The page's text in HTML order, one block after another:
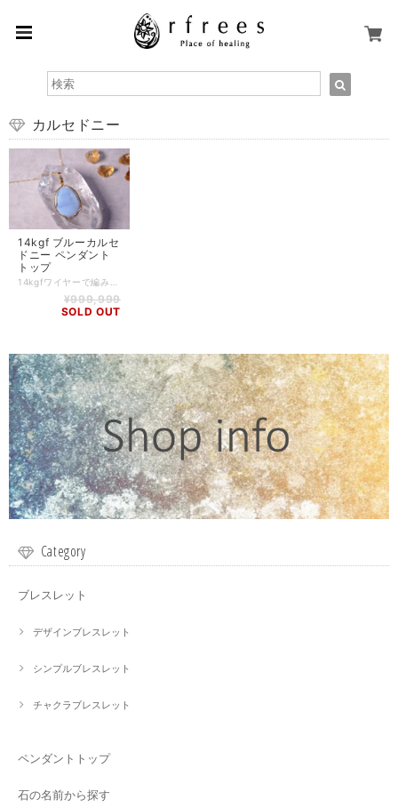
カルセドニー
14kgf ブルーカルセ
ドニー ペンダント
トップ
¥999,999
SOLD OUT
Category
ブレスレット
デザインブレスレット
シンプルブレスレット
チャクラブレスレット
ペンダントトップ
石の名前から探す